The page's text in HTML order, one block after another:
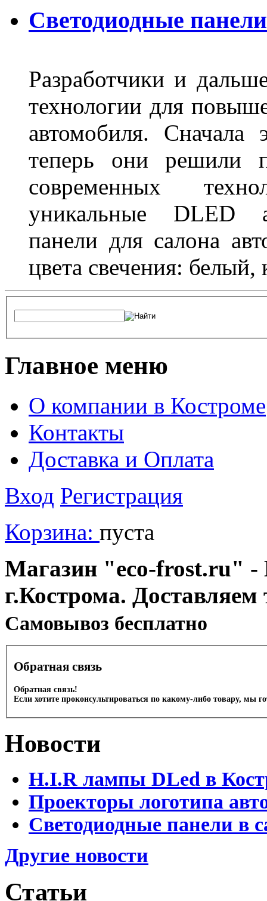
Светодиодные
Разработчики и
технологии для
автомобиля.
теперь они решили
современных
уникальные DLED
панели для салона
цвета свечения:
Главное меню
О компании в Костроме
Контакты
Доставка и Оплата
Вход Регистрация
Корзина: пуста
Магазин "eco-frost.ru" -
г.Кострома.
Cамовывоз бесплатно
Обратная связь
Обратная связь!
Если хотите проконсультироваться по какому-либо товару, мы
Новости
H.I.R лампы DLed в
Проекторы логотипа
Светодиодные панели в
Другие новости
Статьи